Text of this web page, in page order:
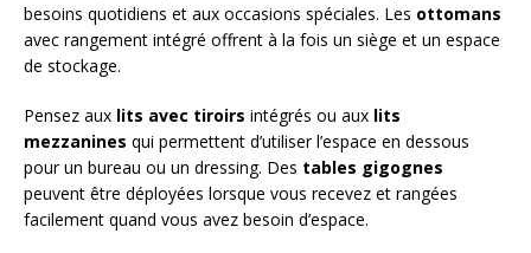
besoins quotidiens et aux occasions spéciales. Les ottomans
avec rangement intégré offrent à la fois un siège et un espace
de stockage.
Pensez aux lits avec tiroirs intégrés ou aux lits
mezzanines qui permettent d’utiliser l’espace en dessous
pour un bureau ou un dressing. Des tables gigognes
peuvent être déployées lorsque vous recevez et rangées
facilement quand vous avez besoin d’espace.